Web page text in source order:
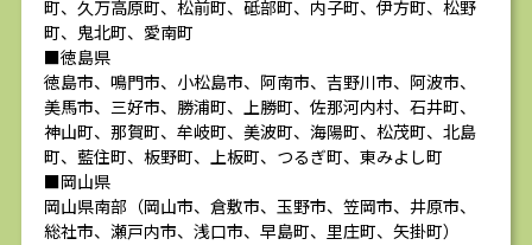
町、久万高原町、松前町、砥部町、内子町、伊方町、松野
町、鬼北町、愛南町
■徳島県
徳島市、鳴門市、小松島市、阿南市、吉野川市、阿波市、
美馬市、三好市、勝浦町、上勝町、佐那河内村、石井町、
神山町、那賀町、牟岐町、美波町、海陽町、松茂町、北島
町、藍住町、板野町、上板町、つるぎ町、東みよし町
■岡山県
岡山県南部（岡山市、倉敷市、玉野市、笠岡市、井原市、
総社市、瀬戸内市、浅口市、早島町、里庄町、矢掛町）